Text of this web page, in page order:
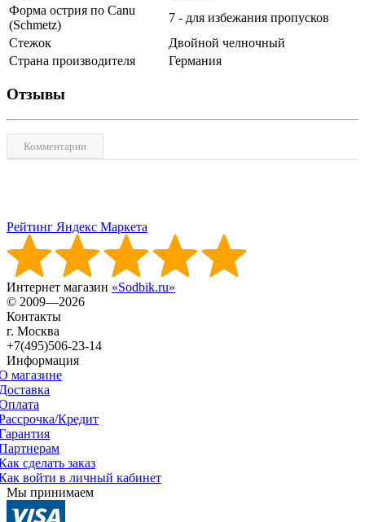
Форма острия по Canu
(Schmetz)
7 - для избежания пропусков
Стежок
Двойной челночный
Страна производителя
Германия
Отзывы
Комментарии
Рейтинг Яндекс Маркета
Интернет магазин «Sodbik.ru»
© 2009—2026
Контакты
г. Москва
+7(495)506-23-14
Информация
магазине
Кредит
сделать заказ
войти в личный кабинет
Мы принимаем